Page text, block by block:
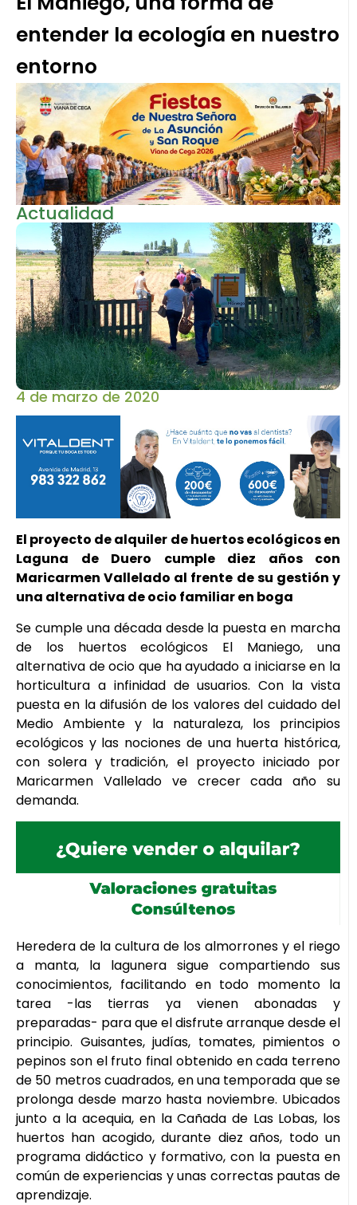
entender la ecología en nuestro
entorno
Actualidad
4 de marzo de 2020
El proyecto de alquiler de huertos ecológicos en
Laguna de Duero cumple diez años con
Maricarmen Vallelado al frente de su gestión y
una alternativa de ocio familiar en boga
Se cumple una década desde la puesta en marcha
de los huertos ecológicos El Maniego, una
alternativa de ocio que ha ayudado a iniciarse en la
horticultura a infinidad de usuarios. Con la vista
puesta en la difusión de los valores del cuidado del
Medio Ambiente y la naturaleza, los principios
ecológicos y las nociones de una huerta histórica,
con solera y tradición, el proyecto iniciado por
Maricarmen Vallelado ve crecer cada año su
demanda.
Heredera de la cultura de los almorrones y el riego
a manta, la lagunera sigue compartiendo sus
conocimientos, facilitando en todo momento la
tarea -las tierras ya vienen abonadas y
preparadas- para que el disfrute arranque desde el
principio. Guisantes, judías, tomates, pimientos o
pepinos son el fruto final obtenido en cada terreno
de 50 metros cuadrados, en una temporada que se
prolonga desde marzo hasta noviembre. Ubicados
junto a la acequia, en la Cañada de Las Lobas, los
huertos han acogido, durante diez años, todo un
programa didáctico y formativo, con la puesta en
común de experiencias y unas correctas pautas de
aprendizaje.